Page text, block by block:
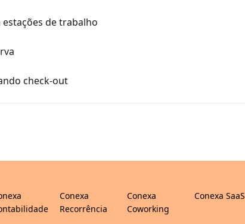
de trabalho
check-out
Conexa
Recorrência
Conexa
Coworking
Conexa SaaS